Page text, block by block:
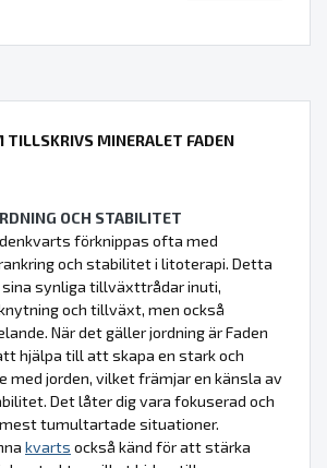
TILLSKRIVS MINERALET FADEN
OCH STABILITET
förknippas ofta med
och stabilitet i litoterapi. Detta
synliga tillväxttrådar inuti,
och tillväxt, men också
När det gäller jordning är Faden
hjälpa till att skapa en stark och
med jorden, vilket främjar en känsla av
Det låter dig vara fokuserad och
mest tumultartade situationer.
kvarts också känd för att stärka